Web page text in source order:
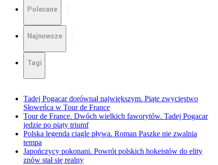
Polecane
Najnowsze
Tagi
Tadej Pogacar dorównał największym. Piąte zwycięstwo
Słoweńca w Tour de France
Tour de France. Dwóch wielkich faworytów. Tadej Pogacar
jedzie po piąty triumf
Polska legenda ciągle pływa. Roman Paszke nie zwalnia
tempa
Japończycy pokonani. Powrót polskich hokeistów do elity
znów stał się realny